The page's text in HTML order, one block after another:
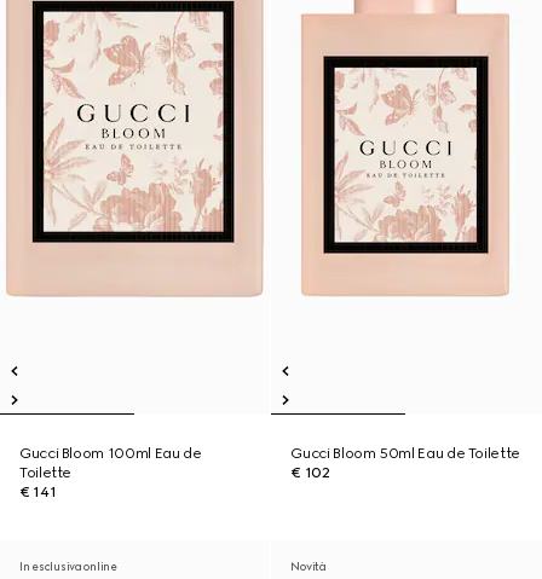
Gucci Bloom 100ml Eau de
Toilette
€ 141
Gucci Bloom 50ml Eau de Toilette
€ 102
In esclusiva online Novità